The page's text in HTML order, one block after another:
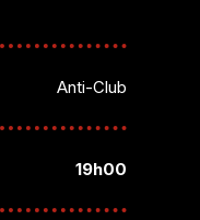
Anti-Club
19h00